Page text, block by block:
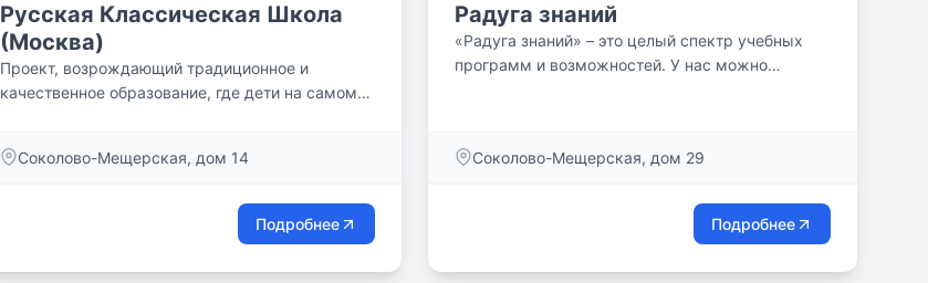
Русская Классическая Школа
(Москва)
Проект, возрождающий традиционное и
качественное образование, где дети на самом
Соколово-Мещерская, дом 14
Подробнее
Радуга знаний
«Радуга знаний» – это целый спектр учебных
программ и возможностей. У нас можно
многое другое.
Соколово-Мещерская, дом 29
Подробнее